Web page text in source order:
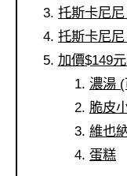
托斯卡尼
托斯卡尼
加價$149
濃湯
脆皮
維也
蛋糕